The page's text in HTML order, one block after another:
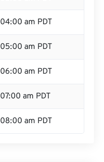
04:00 am PDT
05:00 am PDT
06:00 am PDT
07:00 am PDT
08:00 am PDT